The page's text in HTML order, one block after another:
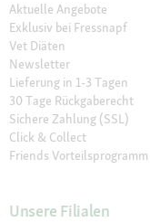
Aktuelle Angebote
Exklusiv bei Fressnapf
Vet Diäten
Newsletter
Lieferung in 1-3 Tagen
30 Tage Rückgaberecht
Sichere Zahlung (SSL)
Click & Collect
Friends Vorteilsprogramm
Unsere Filialen